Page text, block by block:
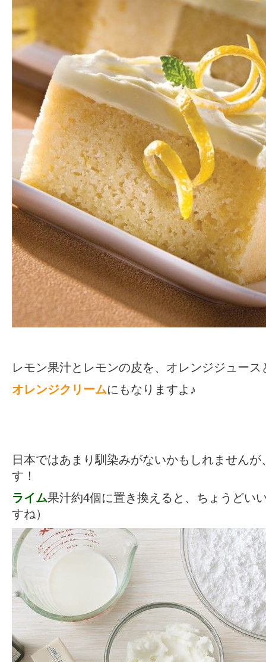
レモン果汁とレモンの皮を、オレンジジュー
オレンジクリームにもなりますよ♪
日本ではあまり馴染みがないかもしれませんが
す！
ライム果汁約4個に置き換えると、ちょうどい
すね）